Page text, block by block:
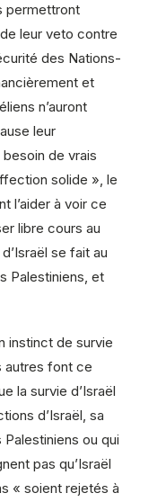
permettront
leur veto contre
des Nations-
et
n’auront
leur
de vrais
solide », le
l’aider à voir ce
libre cours au
se fait au
Palestiniens, et
instinct de survie
autres font ce
la survie d’Israël
d’Israël, sa
ou qui
pas qu’Israël
« soient rejetés à